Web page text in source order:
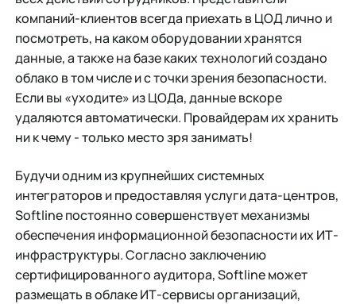
компаний-клиентов всегда приехать в ЦОД лично и
посмотреть, на каком оборудовании хранятся
данные, а также на базе каких технологий создано
облако в том числе и с точки зрения безопасности.
Если вы «уходите» из ЦОДа, данные вскоре
удаляются автоматически. Провайдерам их хранить
ни к чему - только место зря занимать!
Будучи одним из крупнейших системных
интеграторов и предоставляя услуги дата-центров,
Softline постоянно совершенствует механизмы
обеспечения информационной безопасности их ИТ-
инфраструктуры. Согласно заключению
сертифицированного аудитора, Softline может
размещать в облаке ИТ-сервисы организаций,